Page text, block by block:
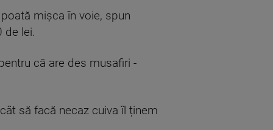
mișca în voie, spun
de lei.
că are des musafiri -
să facă necaz cuiva îl ținem